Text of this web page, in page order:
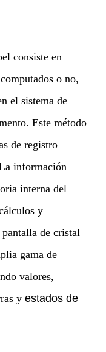
consiste en
o no,
el sistema de
Este método
de registro
información
interna del
y
de cristal
gama de
valores,
y estados de